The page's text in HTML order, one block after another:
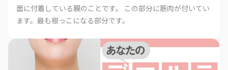
面に付着している膜のことです。 この部分に筋肉が付いてい
ます。最も根っこになる部分です。